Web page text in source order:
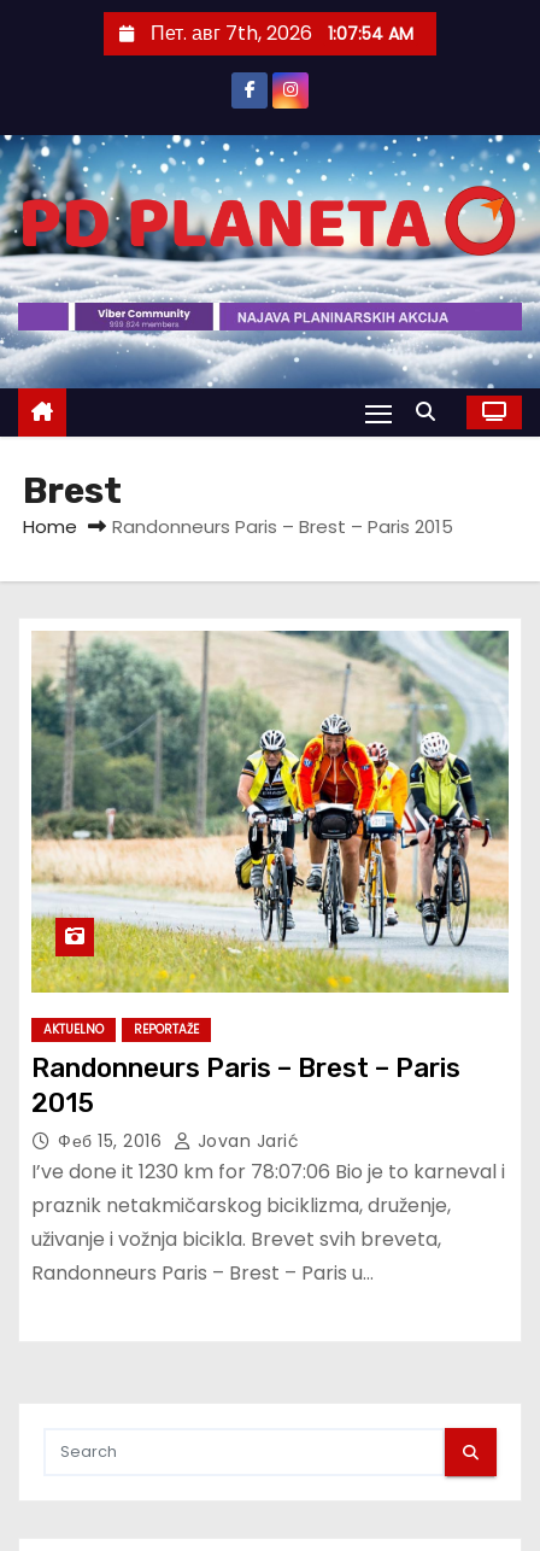
t
o
c
o
n
t
e
n
Пет. авг 7th, 2026 1:07:55 AM
Brest
Home Randonneurs Paris – Brest – Paris 2015
AKTUELNO REPORTAŽE
Randonneurs Paris – Brest – Paris
2015
Феб 15, 2016 Jovan Jarić
I’ve done it 1230 km for 78:07:06 Bio je to karneval i
praznik netakmičarskog biciklizma, druženje,
uživanje i vožnja bicikla. Brevet svih breveta,
Randonneurs Paris – Brest – Paris u…